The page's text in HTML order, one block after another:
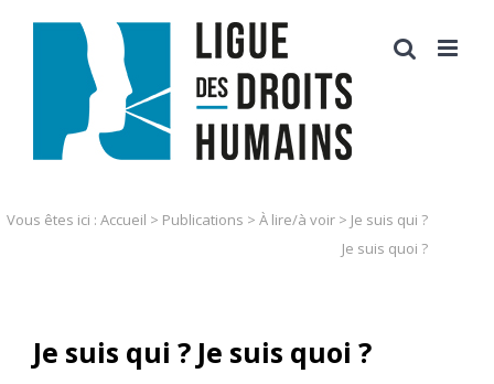
Vous êtes ici : Accueil > Publications > À lire/à voir > Je suis qui ?
Je suis quoi ?
Je suis qui ? Je suis quoi ?